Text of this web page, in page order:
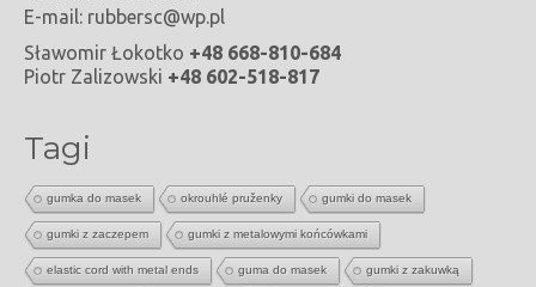
E-mail: rubbersc@wp.pl
Sławomir Łokotko +48 668-810-684
Piotr Zalizowski +48 602-518-817
Tagi
gumka do masek okrouhlé pruženky gumki do masek
gumki z zaczepem gumki z metalowymi końcówkami
elastic cord with metal ends guma do masek gumki z zakuwką